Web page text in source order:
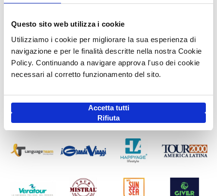
Questo sito web utilizza i cookie
Utilizziamo i cookie per migliorare la sua esperienza di
navigazione e per le finalità descritte nella nostra Cookie
Policy. Continuando a navigare approva l'uso dei cookie
necessari al corretto funzionamento del sito.
Accetta tutti
Rifiuta